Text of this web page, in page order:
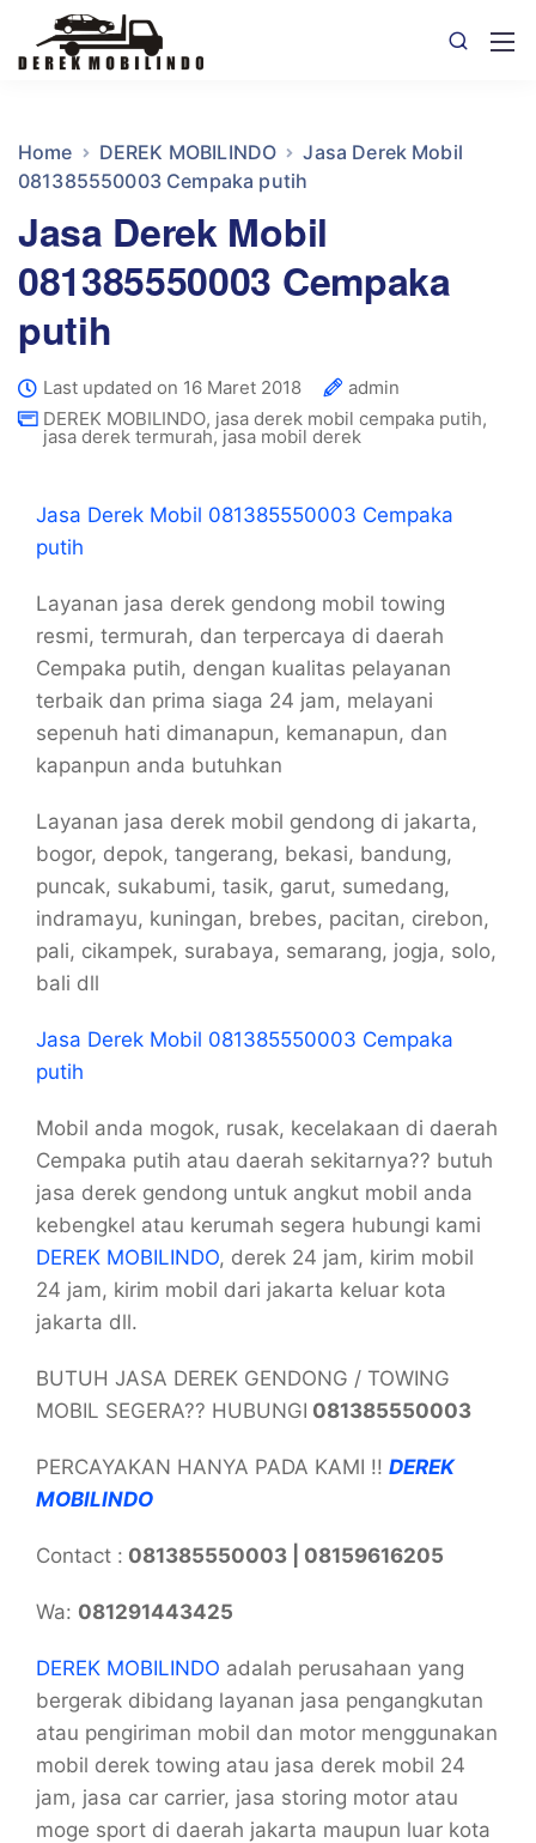
Home DEREK MOBILINDO
Jasa Derek Mobil
081385550003 Cempaka putih
Jasa Derek Mobil
081385550003 Cempaka
putih
Last updated on 16 Maret 2018
admin
DEREK MOBILINDO, jasa derek mobil cempaka putih,
jasa derek termurah, jasa mobil derek
Jasa Derek Mobil 081385550003 Cempaka
putih
Layanan jasa derek gendong mobil towing
resmi, termurah, dan terpercaya di daerah
Cempaka putih, dengan kualitas pelayanan
terbaik dan prima siaga 24 jam, melayani
sepenuh hati dimanapun, kemanapun, dan
kapanpun anda butuhkan
Layanan jasa derek mobil gendong di jakarta,
bogor, depok, tangerang, bekasi, bandung,
puncak, sukabumi, tasik, garut, sumedang,
indramayu, kuningan, brebes, pacitan, cirebon,
pali, cikampek, surabaya, semarang, jogja, solo,
bali dll
Jasa Derek Mobil 081385550003 Cempaka
putih
Mobil anda mogok, rusak, kecelakaan di daerah
Cempaka putih atau daerah sekitarnya?? butuh
jasa derek gendong untuk angkut mobil anda
kebengkel atau kerumah segera hubungi kami
DEREK MOBILINDO, derek 24 jam, kirim mobil
24 jam, kirim mobil dari jakarta keluar kota
jakarta dll.
BUTUH JASA DEREK GENDONG / TOWING
MOBIL SEGERA?? HUBUNGI 081385550003
PERCAYAKAN HANYA PADA KAMI !! DEREK
MOBILINDO
Contact : 081385550003 | 08159616205
Wa: 081291443425
DEREK MOBILINDO adalah perusahaan yang
bergerak dibidang layanan jasa pengangkutan
atau pengiriman mobil dan motor menggunakan
mobil derek towing atau jasa derek mobil 24
jam, jasa car carrier, jasa storing motor atau
moge sport di daerah jakarta maupun luar kota